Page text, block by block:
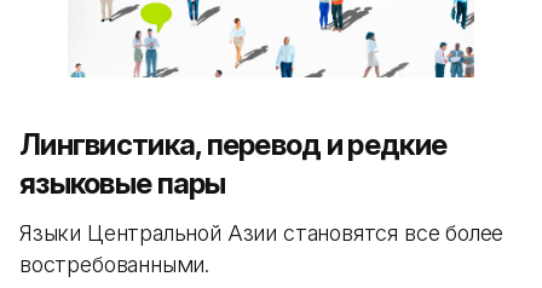
Лингвистика, перевод и редкие
языковые пары
Языки Центральной Азии становятся все более
востребованными.